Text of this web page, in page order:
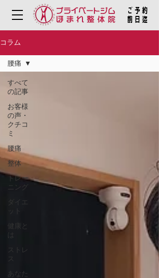
ご予約
​前日迄
コラム
すべて
の記事
お客様
の声・
クチコ
ミ
腰痛
整体
トレー
ニング
ダイエ
健康と
は
ストレ
ス
あなた
腰痛